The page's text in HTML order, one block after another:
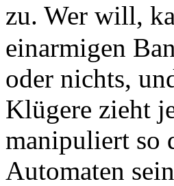
zu. Wer will,
einarmigen
oder nichts,
Klügere zieht
manipuliert so
Automaten